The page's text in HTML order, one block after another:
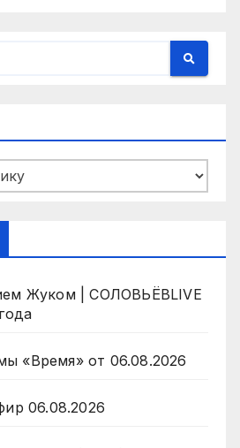
Жуком | СОЛОВЬЁВLIVE
«Время» от 06.08.2026
06.08.2026